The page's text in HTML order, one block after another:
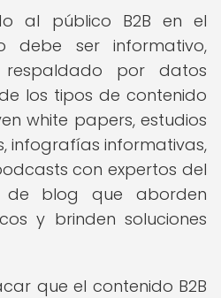
al público B2B en el
debe ser informativo,
por datos
los tipos de contenido
white papers, estudios
infografías informativas,
con expertos del
blog que aborden
y brinden soluciones
que el contenido B2B